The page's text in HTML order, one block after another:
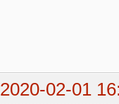
2020-02-01